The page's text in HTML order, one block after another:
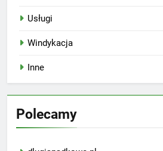
Usługi
Windykacja
Inne
Polecamy